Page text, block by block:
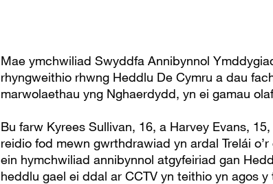
Mae ymchwiliad Swyddfa Annibynnol
rhyngweithio rhwng Heddlu De Cymru a dau
marwolaethau yng Nghaerdydd, yn ei gamau
Bu farw Kyrees Sullivan, 16, a Harvey Evans,
reidio fod mewn gwrthdrawiad yn ardal Trelái
ein hymchwiliad annibynnol atgyfeiriad gan
heddlu gael ei ddal ar CCTV yn teithio yn agos